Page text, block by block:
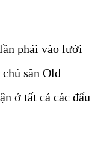
phải vào lưới
sân Old
ở tất cả các đấu